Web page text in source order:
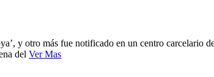
y otro más fue notificado en un centro carcelario
del Ver Mas